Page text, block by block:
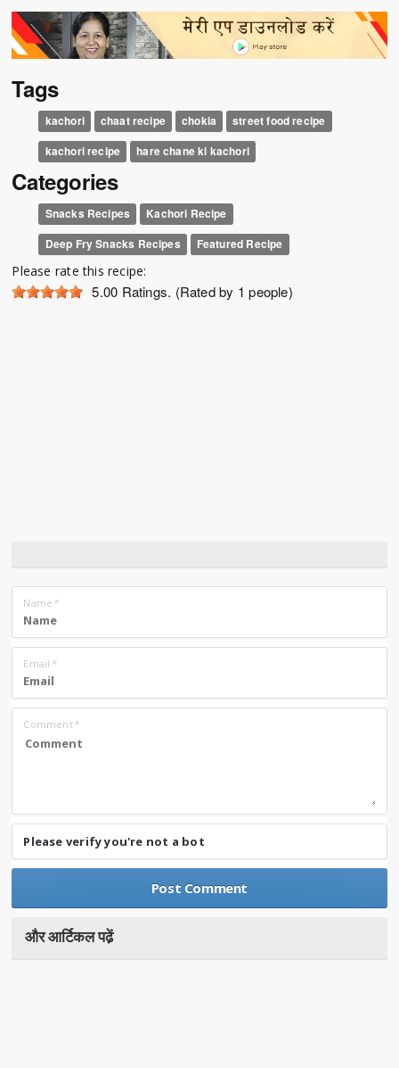
Tags
kachori chaat recipe chokia
street food recipe
kachori recipe
hare chane ki kachori
Categories
Snacks Recipes
Kachori Recipe
Deep Fry Snacks Recipes
Featured Recipe
Please rate this recipe:
5.00 Ratings. (Rated by 1 people)
Name *
Email *
Comment*
Please verify you're not a bot
और आर्टिकल पढे़ं